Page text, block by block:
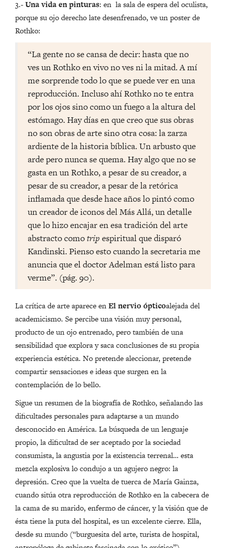
3.-Una vida en pinturas: en la sala de espera del oculista,
porque su ojo derecho late desenfrenado, ve un poster de
Rothko:
“La gente no se cansa de decir: hasta que no
ves un Rothko en vivo no ves ni la mitad. A mí
me sorprende todo lo que se puede ver en una
reproducción. Incluso ahí Rothko no te entra
por los ojos sino como un fuego a la altura del
estómago. Hay días en que creo que sus obras
no son obras de arte sino otra cosa: la zarza
ardiente de la historia bíblica. Un arbusto que
arde pero nunca se quema. Hay algo que no se
gasta en un Rothko, a pesar de su creador, a
pesar de su creador, a pesar de la retórica
inflamada que desde hace años lo pintó como
un creador de iconos del Más Allá, un detalle
que lo hizo encajar en esa tradición del arte
abstracto comotrip espiritual que disparó
Kandinski. Pienso esto cuando la secretaria me
anuncia que el doctor Adelman está listo para
verme”. (pág. 90).
La crítica de arte aparece enEl nervio ópticoalejada del
academicismo. Se percibe una visión muy personal,
producto de un ojo entrenado, pero también de una
sensibilidad que explora y saca conclusiones de su propia
experiencia estética. No pretende aleccionar, pretende
compartir sensaciones e ideas que surgen en la
contemplación de lo bello.
Sigue un resumen de la biografía de Rothko, señalando las
dificultades personales para adaptarse a un mundo
desconocido en América. La búsqueda de un lenguaje
propio, la dificultad de ser aceptado por la sociedad
consumista, la angustia por la existencia terrenal… esta
mezcla explosiva lo condujo a un agujero negro: la
depresión. Creo que la vuelta de tuerca de María Gainza,
cuando sitúa otra reproducción de Rothko en la cabecera de
la cama de su marido, enfermo de cáncer, y la visión que de
ésta tiene la puta del hospital, es un excelente cierre. Ella,
desde su mundo (“burguesita del arte, turista de hospital,